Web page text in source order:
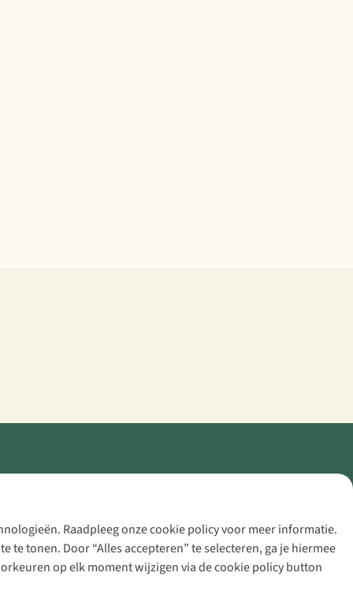
Raadpleeg onze cookie policy voor meer informatie.
tonen. Door “Alles accepteren” te selecteren, ga je hiermee
op elk moment wijzigen via de cookie policy button